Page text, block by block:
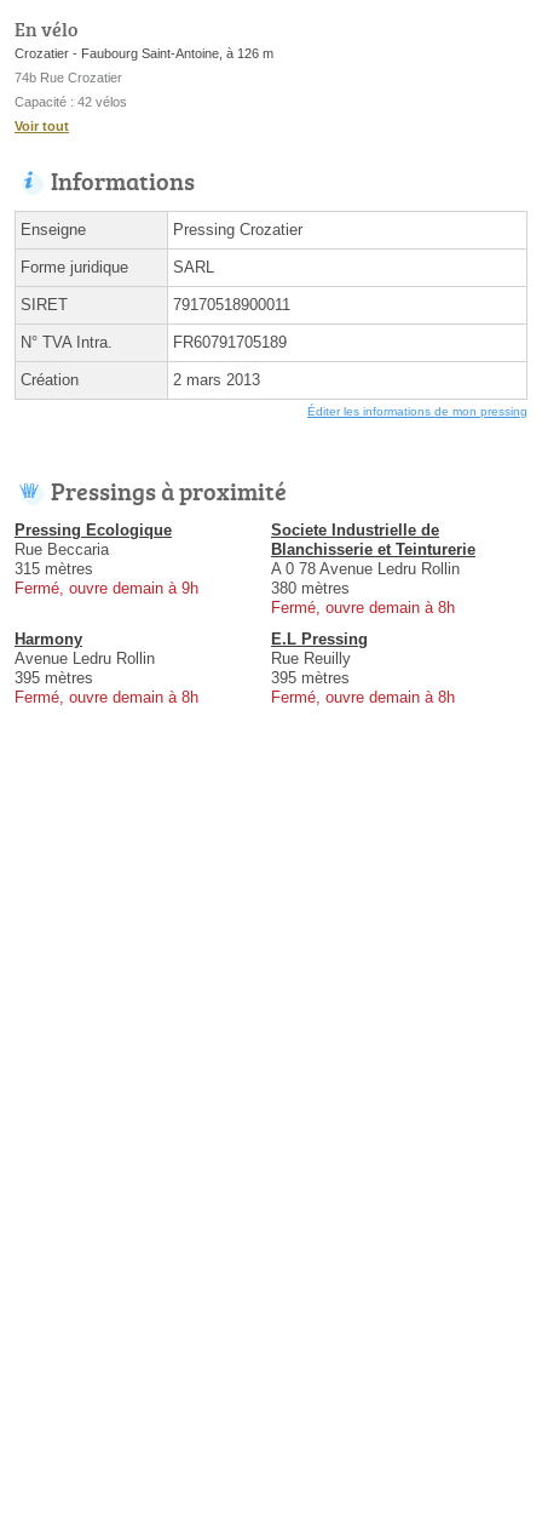
En vélo
Crozatier - Faubourg Saint-Antoine, à 126 m
74b Rue Crozatier
Capacité : 42 vélos
Voir tout
Informations
Enseigne Pressing Crozatier
Forme juridique SARL
SIRET 79170518900011
N° TVA Intra. FR60791705189
Création 2 mars 2013
Éditer les informations de mon pressing
Pressings à proximité
Pressing Ecologique
Rue Beccaria
315 mètres
Fermé, ouvre demain à 9h
Societe Industrielle de
Blanchisserie et Teinturerie
A 0 78 Avenue Ledru Rollin
380 mètres
Fermé, ouvre demain à 8h
Harmony
Avenue Ledru Rollin
395 mètres
Fermé, ouvre demain à 8h
E.L Pressing
Rue Reuilly
395 mètres
Fermé, ouvre demain à 8h